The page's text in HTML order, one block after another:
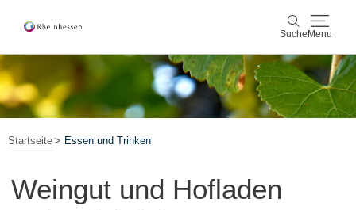
Suche Menu
Suche
Wein & Genuss
Startseite Essen und Trinken
Weingut und Hofladen